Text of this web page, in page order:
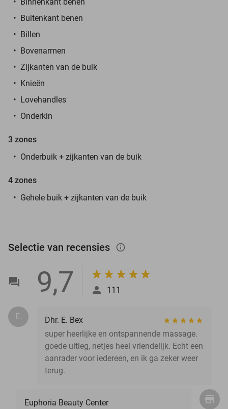
Buitenkant benen
Billen
Bovenarmen
Zijkanten van de buik
Knieën
Lovehandles
Onderkin
3 zones
Onderbuik + zijkanten van de buik
4 zones
Gehele buik + zijkanten van de buik
Selectie van recensies info_outlined
9,7 111
E.
Dhr. E. Bex
super heerlijke en ontspannende massage.
goede uitleg, netjes heel vriendelijk. Echt een
aanrader voor iedereen, en ik ga zeker weer
terug.
Euphoria Beauty Center